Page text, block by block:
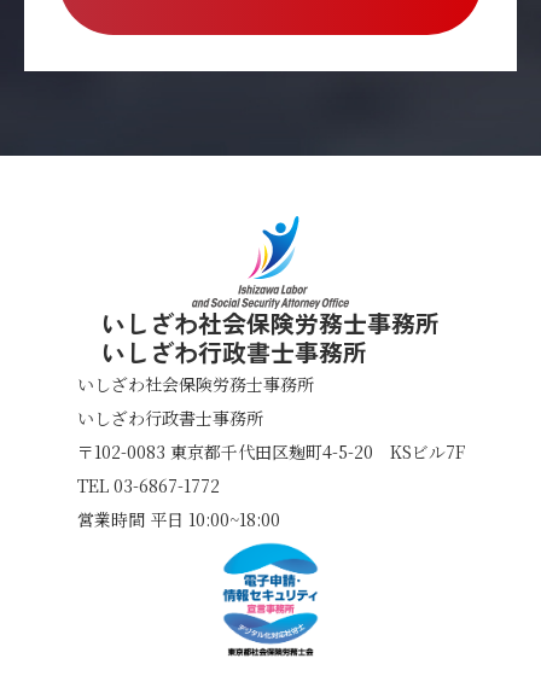
いしざわ社会保険労務士事務所
いしざわ行政書士事務所
いしざわ社会保険労務士事務所
いしざわ行政書士事務所
〒102-0083 東京都千代田区麹町4-5-20 KSビル7F
TEL 03-6867-1772
営業時間 平日 10:00~18:00